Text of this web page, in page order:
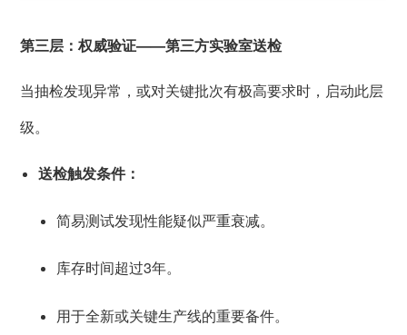
第三层：权威验证——第三方实验室送检
当抽检发现异常，或对关键批次有极高要求时，启动此层
级。
送检触发条件：
简易测试发现性能疑似严重衰减。
库存时间超过3年。
用于全新或关键生产线的重要备件。